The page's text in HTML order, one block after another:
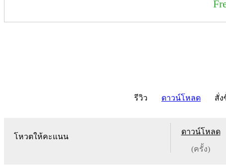
รีวิว ดาวน์โหลด สั่ง
โหวตให้คะแนน
ดาวน์โหลด
(ครั้ง)